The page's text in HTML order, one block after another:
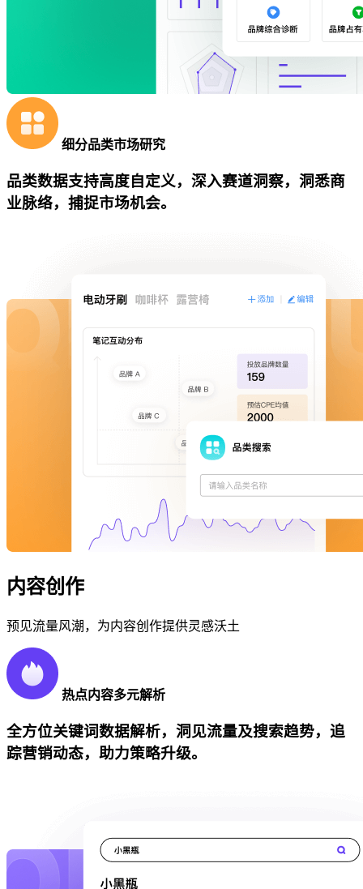
细分品类市场研究
品类数据支持高度自定义，深入赛道洞察，洞悉商
业脉络，捕捉市场机会。
内容创作
预见流量风潮，为内容创作提供灵感沃土
热点内容多元解析
全方位关键词数据解析，洞见流量及搜索趋势，追
踪营销动态，助力策略升级。